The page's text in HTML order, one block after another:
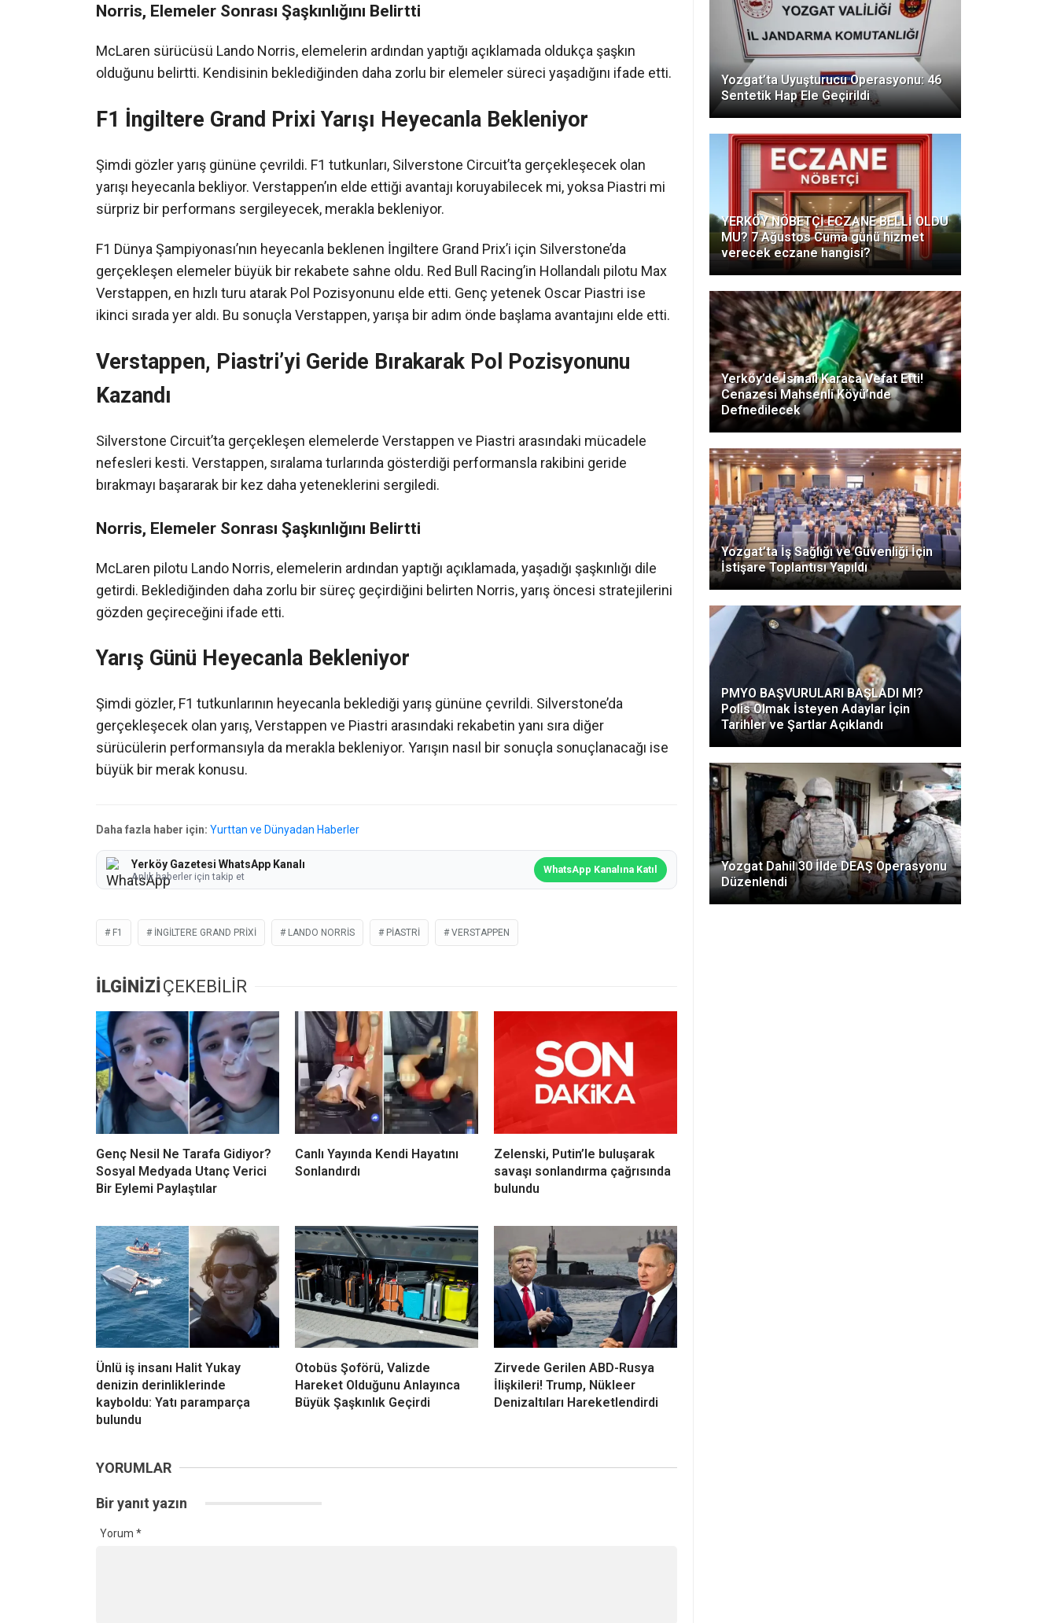
Norris, Elemeler Sonrası Şaşkınlığını Belirtti
McLaren sürücüsü Lando Norris, elemelerin ardından yaptığı açıklamada oldukça şaşkın
olduğunu belirtti. Kendisinin beklediğinden daha zorlu bir elemeler süreci yaşadığını ifade etti.
F1 İngiltere Grand Prixi Yarışı Heyecanla Bekleniyor
Şimdi gözler yarış gününe çevrildi. F1 tutkunları, Silverstone Circuit’ta gerçekleşecek olan
yarışı heyecanla bekliyor. Verstappen’ın elde ettiği avantajı koruyabilecek mi, yoksa Piastri mi
sürpriz bir performans sergileyecek, merakla bekleniyor.
F1 Dünya Şampiyonası’nın heyecanla beklenen İngiltere Grand Prix’i için Silverstone’da
gerçekleşen elemeler büyük bir rekabete sahne oldu. Red Bull Racing’in Hollandalı pilotu Max
Verstappen, en hızlı turu atarak Pol Pozisyonunu elde etti. Genç yetenek Oscar Piastri ise
ikinci sırada yer aldı. Bu sonuçla Verstappen, yarışa bir adım önde başlama avantajını elde etti.
Verstappen, Piastri’yi Geride Bırakarak Pol Pozisyonunu
Kazandı
Silverstone Circuit’ta gerçekleşen elemelerde Verstappen ve Piastri arasındaki mücadele
nefesleri kesti. Verstappen, sıralama turlarında gösterdiği performansla rakibini geride
bırakmayı başararak bir kez daha yeteneklerini sergiledi.
Norris, Elemeler Sonrası Şaşkınlığını Belirtti
McLaren pilotu Lando Norris, elemelerin ardından yaptığı açıklamada, yaşadığı şaşkınlığı dile
getirdi. Beklediğinden daha zorlu bir süreç geçirdiğini belirten Norris, yarış öncesi stratejilerini
gözden geçireceğini ifade etti.
Yarış Günü Heyecanla Bekleniyor
Şimdi gözler, F1 tutkunlarının heyecanla beklediği yarış gününe çevrildi. Silverstone’da
gerçekleşecek olan yarış, Verstappen ve Piastri arasındaki rekabetin yanı sıra diğer
sürücülerin performansıyla da merakla bekleniyor. Yarışın nasıl bir sonuçla sonuçlanacağı ise
büyük bir merak konusu.
Daha fazla haber için: Yurttan ve Dünyadan Haberler
Yerköy Gazetesi WhatsApp Kanalı
Anlık haberler için takip et
WhatsApp Kanalına Katıl
F1 İNGILTERE GRAND PRIXI LANDO NORRIS PIASTRI VERSTAPPEN
İLGİNİZİ ÇEKEBİLİR
Genç Nesil Ne Tarafa Gidiyor?
Sosyal Medyada Utanç Verici
Bir Eylemi Paylaştılar
Canlı Yayında Kendi Hayatını
Sonlandırdı
Zelenski, Putin’le buluşarak
savaşı sonlandırma çağrısında
bulundu
Ünlü iş insanı Halit Yukay
denizin derinliklerinde
kayboldu: Yatı paramparça
bulundu
Otobüs Şoförü, Valizde
Hareket Olduğunu Anlayınca
Büyük Şaşkınlık Geçirdi
Zirvede Gerilen ABD-Rusya
İlişkileri! Trump, Nükleer
Denizaltıları Hareketlendirdi
YORUMLAR
Bir yanıt yazın
Yorum *
Yozgat’ta Uyuşturucu Operasyonu: 46
Sentetik Hap Ele Geçirildi
YERKÖY NÖBETÇİ ECZANE BELLİ OLDU
MU? 7 Ağustos Cuma günü hizmet
verecek eczane hangisi?
Yerköy’de İsmail Karaca Vefat Etti!
Cenazesi Mahsenli Köyü’nde
Defnedilecek
Yozgat’ta İş Sağlığı ve Güvenliği İçin
İstişare Toplantısı Yapıldı
PMYO BAŞVURULARI BAŞLADI MI?
Polis Olmak İsteyen Adaylar İçin
Tarihler ve Şartlar Açıklandı
Yozgat Dahil 30 İlde DEAŞ Operasyonu
Düzenlendi